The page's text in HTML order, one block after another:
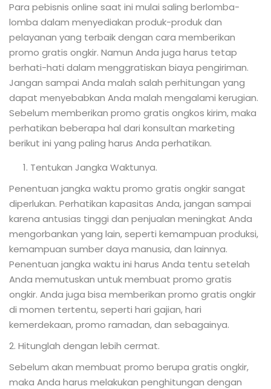
Para pebisnis online saat ini mulai saling berlomba-
lomba dalam menyediakan produk-produk dan
pelayanan yang terbaik dengan cara memberikan
promo gratis ongkir. Namun Anda juga harus tetap
berhati-hati dalam menggratiskan biaya pengiriman.
Jangan sampai Anda malah salah perhitungan yang
dapat menyebabkan Anda malah mengalami kerugian.
Sebelum memberikan promo gratis ongkos kirim, maka
perhatikan beberapa hal dari konsultan marketing
berikut ini yang paling harus Anda perhatikan.
1. Tentukan Jangka Waktunya.
Penentuan jangka waktu promo gratis ongkir sangat
diperlukan. Perhatikan kapasitas Anda, jangan sampai
karena antusias tinggi dan penjualan meningkat Anda
mengorbankan yang lain, seperti kemampuan produksi,
kemampuan sumber daya manusia, dan lainnya.
Penentuan jangka waktu ini harus Anda tentu setelah
Anda memutuskan untuk membuat promo gratis
ongkir. Anda juga bisa memberikan promo gratis ongkir
di momen tertentu, seperti hari gajian, hari
kemerdekaan, promo ramadan, dan sebagainya.
2. Hitunglah dengan lebih cermat.
Sebelum akan membuat promo berupa gratis ongkir,
maka Anda harus melakukan penghitungan dengan